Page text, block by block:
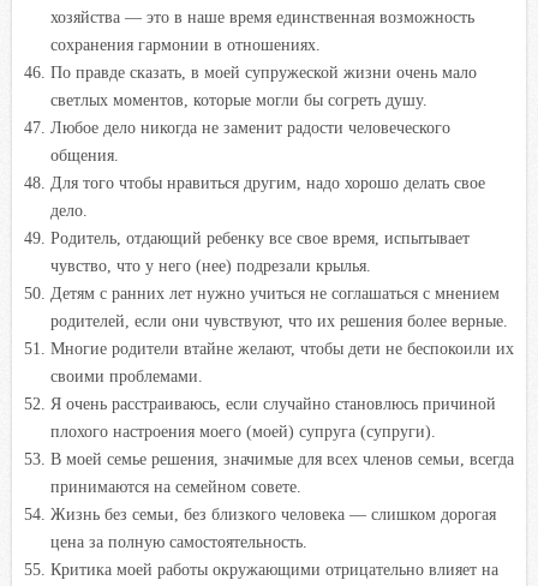
хозяйства — это в наше время единственная возможность
сохранения гармонии в отношениях.
По правде сказать, в моей супружеской жизни очень мало
светлых моментов, которые могли бы согреть душу.
Любое дело никогда не заменит радости человеческого
общения.
Для того чтобы нравиться другим, надо хорошо делать свое
дело.
Родитель, отдающий ребенку все свое время, испытывает
чувство, что у него (нее) подрезали крылья.
Детям с ранних лет нужно учиться не соглашаться с мнением
родителей, если они чувствуют, что их решения более верные.
Многие родители втайне желают, чтобы дети не беспокоили их
своими проблемами.
Я очень расстраиваюсь, если случайно становлюсь причиной
плохого настроения моего (моей) супруга (супруги).
В моей семье решения, значимые для всех членов семьи, всегда
принимаются на семейном совете.
Жизнь без семьи, без близкого человека — слишком дорогая
цена за полную самостоятельность.
Критика моей работы окружающими отрицательно влияет на